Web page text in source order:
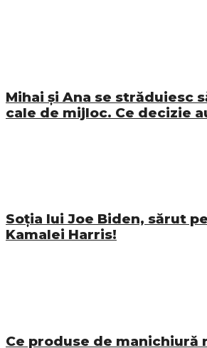
Mihai și Ana se străduiesc
cale de mijloc. Ce decizie
Soția lui Joe Biden, sărut
Kamalei Harris!
Ce produse de manichiură